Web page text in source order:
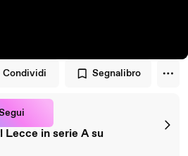
Condividi Segnalibro
in serie A su